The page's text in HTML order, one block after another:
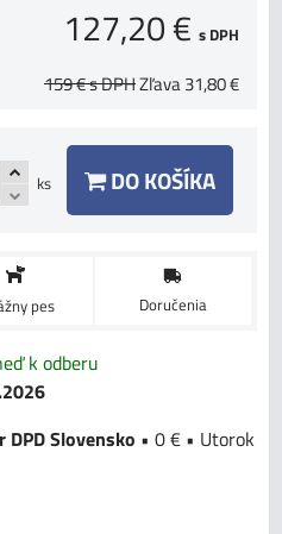
127,20 € s DPH
159 €s DPHZľava31,80 €
ks DO KOŠÍKA
pes Doručenia
k odberu
DPD Slovensko • 0 € • Utorok